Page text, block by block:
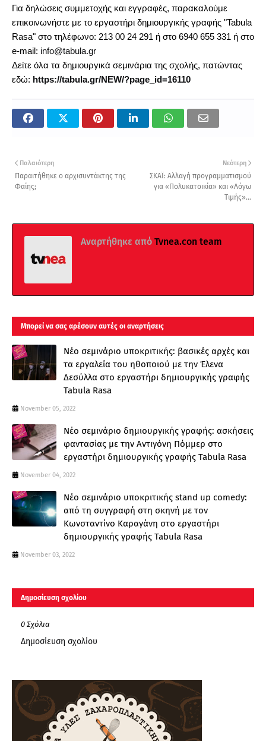
Για δηλώσεις συμμετοχής και εγγραφές, παρακαλούμε
επικοινωνήστε με το εργαστήρι δημιουργικής γραφής "Tabula
Rasa" στο τηλέφωνο: 213 00 24 291 ή στο 6940 655 331 ή στο
e-mail: info@tabula.gr
Δείτε όλα τα δημιουργικά σεμινάρια της σχολής, πατώντας
εδώ: https://tabula.gr/NEW/?page_id=16110
Νεότερη
ΣΚΑΪ: Αλλαγή προγραμματισμού
για «Πολυκατοικία» και «Λόγω
Τιμής»...
Παλαιότερη
Παραιτήθηκε ο αρχισυντάκτης της
Φαίης;
Αναρτήθηκε από Tvnea.con team
Μπορεί να σας αρέσουν αυτές οι αναρτήσεις
Νέο σεμινάριο υποκριτικής: βασικές αρχές και
τα εργαλεία του ηθοποιού με την Έλενα
Δεσύλλα στο εργαστήρι δημιουργικής γραφής
Tabula Rasa
November 05, 2022
Νέο σεμινάριο δημιουργικής γραφής: ασκήσεις
φαντασίας με την Αντιγόνη Πόμμερ στο
εργαστήρι δημιουργικής γραφής Tabula Rasa
November 04, 2022
Νέο σεμινάριο υποκριτικής stand up comedy:
από τη συγγραφή στη σκηνή με τον
Κωνσταντίνο Καραγάνη στο εργαστήρι
δημιουργικής γραφής Tabula Rasa
November 03, 2022
Δημοσίευση σχολίου
0 Σχόλια
Δημοσίευση σχολίου